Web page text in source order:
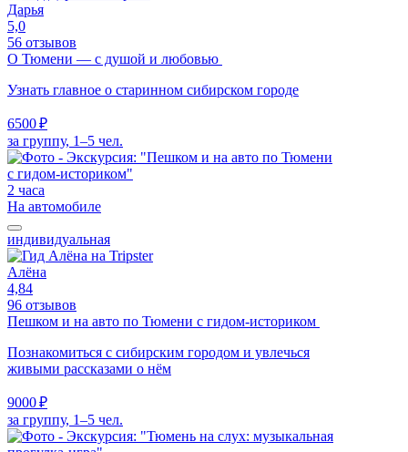
Дарья
5,0
56 отзывов
О Тюмени — с душой и любовью
Узнать главное о старинном сибирском городе
6500 ₽
за группу, 1–5 чел.
2 часа
На автомобиле
индивидуальная
Алёна
4,84
96 отзывов
Пешком и на авто по Тюмени с гидом-историком
Познакомиться с сибирским городом и увлечься
живыми рассказами о нём
9000 ₽
за группу, 1–5 чел.